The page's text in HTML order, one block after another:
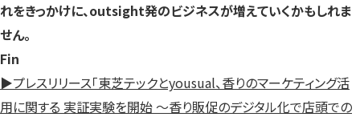
れをきっかけに、outsight発のビジネスが増えていくかもしれま
せん。
Fin
▶プレスリリース「東芝テックとyousual、香りのマーケティング活
用に関する 実証実験を開始 ～香り販促のデジタル化で店頭での